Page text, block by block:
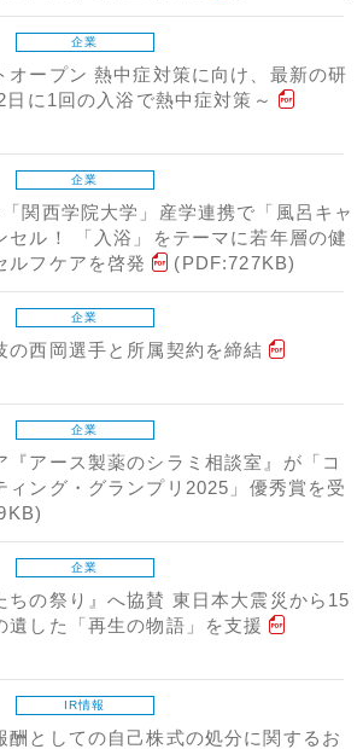
企業
オープン 熱中症対策に向け、最新の研
に1回の入浴で熱中症対策～
企業
「関西学院大学」産学連携で「風呂キャ
セル！ 「入浴」をテーマに若年層の健
ルフケアを啓発
(PDF:727KB)
企業
の西岡選手と所属契約を締結
企業
『アース製薬のシラミ相談室』が「コ
ィング・グランプリ2025」優秀賞を受
企業
ちの祭り』へ協賛 東日本大震災から15
遺した「再生の物語」を支援
IR情報
酬としての自己株式の処分に関するお